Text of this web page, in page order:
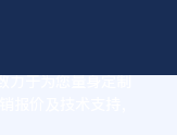
力于为您量身定制
报价及技术支持，